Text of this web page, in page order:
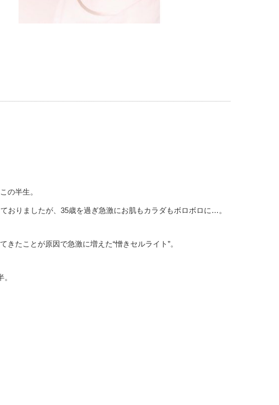
の半生。
おりましたが、35歳を過ぎ急激にお肌もカラダもボロボロに…。
たことが原因で急激に増えた“憎きセルライト”。